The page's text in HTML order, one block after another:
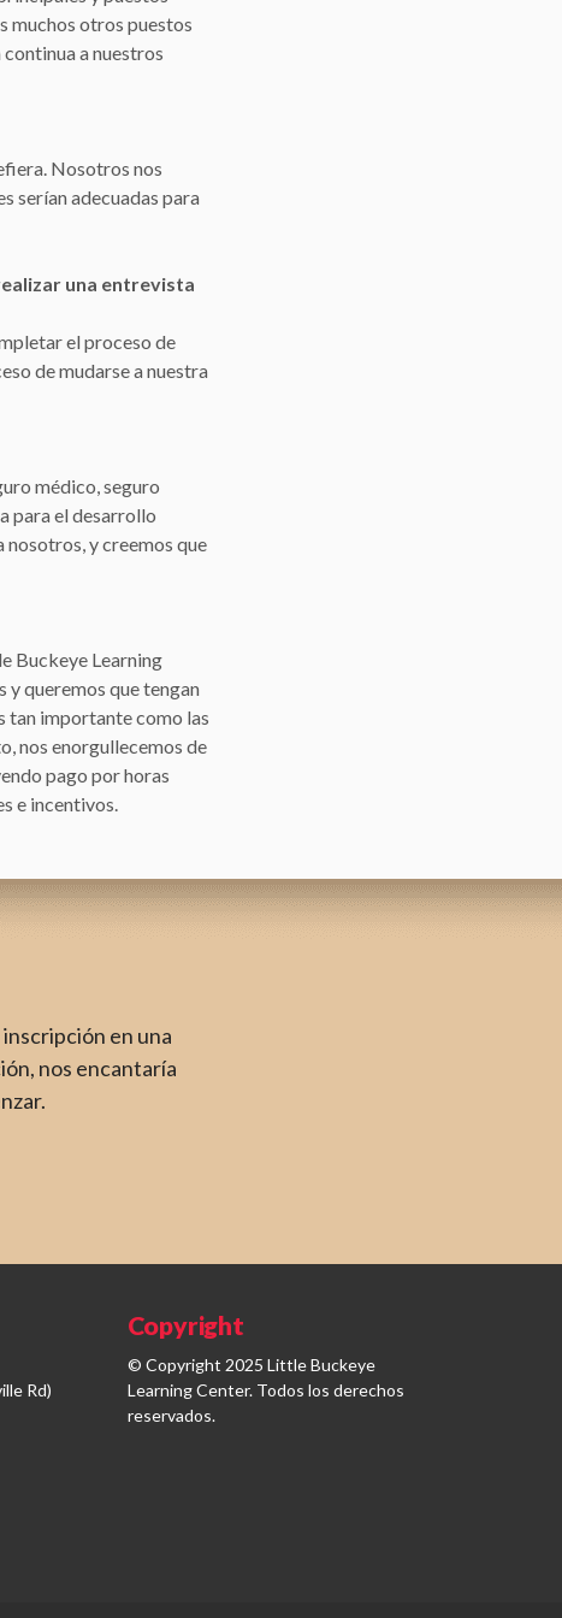
muchos otros puestos
a nuestros
Nosotros nos
serían adecuadas para
una entrevista
el proceso de
de mudarse a nuestra
médico, seguro
para el desarrollo
y creemos que
Buckeye Learning
y queremos que tengan
tan importante como las
nos enorgullecemos de
pago por horas
e incentivos.
en una
nos encantaría
Rd)
Copyright
© Copyright 2025 Little Buckeye
Learning Center. Todos los derechos
reservados.